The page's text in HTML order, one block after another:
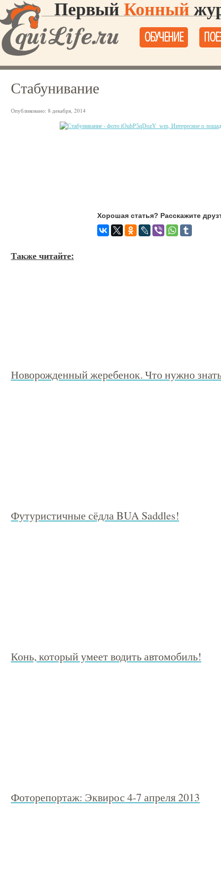
Первый Конный
ОБУЧЕНИЕ
Стабунивание
Опубликовано: 8 декабря, 2014
Хорошая статья? Расскажите
Также читайте:
Новорожденный жеребенок. Что нужно
Футуристичные сёдла BUA Saddles!
Конь, который умеет водить автомобиль!
Фоторепортаж: Эквирос 4-7 апреля 2013